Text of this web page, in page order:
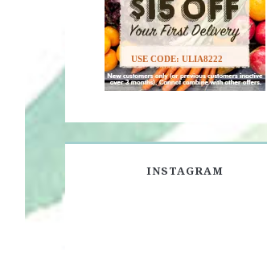
USE CODE: ULIA8222
INSTAGRAM